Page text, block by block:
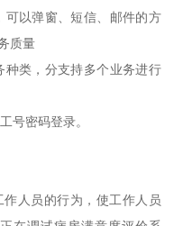
以弹窗、短信、邮件的方
质量
类，分支持多个业务进行
号密码登录。
人员的行为，使工作人员